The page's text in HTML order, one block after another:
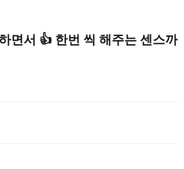
면서 👍 한번 씩 해주는 센스까